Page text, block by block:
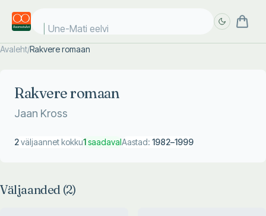
Une-Mati eelvii
Avaleht/Rakvere romaan
Rakvere romaan
Jaan Kross
2väljaannet kokku1saadavalAastad: 1982–1999
Väljaanded (2)